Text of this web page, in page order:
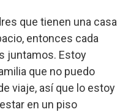
que tienen una casa
entonces cada
juntamos. Estoy
que no puedo
viaje, así que lo estoy
en un piso